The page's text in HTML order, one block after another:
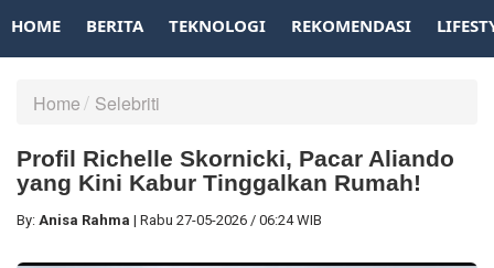
HOME BERITA TEKNOLOGI REKOMENDASI
Home Selebriti
Profil Richelle Skornicki, Pacar Aliando
yang Kini Kabur Tinggalkan Rumah!
By: Anisa Rahma | Rabu 27-05-2026 / 06:24 WIB